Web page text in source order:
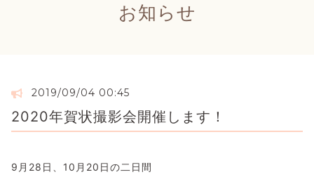
お知らせ
2019/09/04 00:45
2020年賀状撮影会開催します！
9月28日、10月20日の二日間